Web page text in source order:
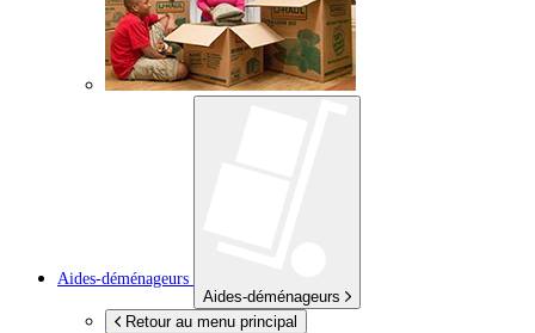
Aides-déménageurs
Aides-déménageurs
Retour au menu principal